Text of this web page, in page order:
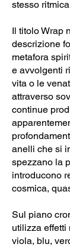
stesso
Il titolo Wrap
descrizione
metafora
e avvolgenti
vita o le
attraverso
continue
anelli che si
spezzano la
introducono
cosmica,
Sul piano
utilizza effetti
viola, blu,